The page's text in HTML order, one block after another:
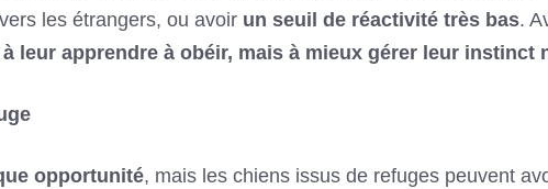
les étrangers, ou avoir un seuil de réactivité très bas.
leur apprendre à obéir, mais à mieux gérer leur instinct
opportunité, mais les chiens issus de refuges peuvent